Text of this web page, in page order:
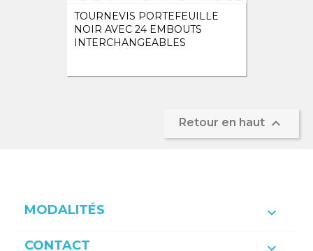
TOURNEVIS PORTEFEUILLE
NOIR AVEC 24 EMBOUTS
INTERCHANGEABLES
Retour en haut 
MODALITÉS 
CONTACT